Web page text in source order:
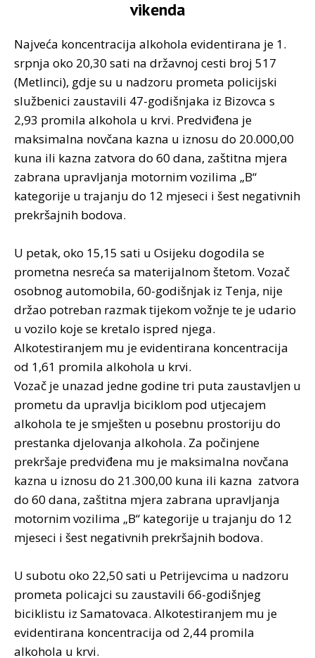
vikenda
Najveća koncentracija alkohola evidentirana je 1.
srpnja oko 20,30 sati na državnoj cesti broj 517
(Metlinci), gdje su u nadzoru prometa policijski
službenici zaustavili 47-godišnjaka iz Bizovca s
2,93 promila alkohola u krvi. Predviđena je
maksimalna novčana kazna u iznosu do 20.000,00
kuna ili kazna zatvora do 60 dana, zaštitna mjera
zabrana upravljanja motornim vozilima „B“
kategorije u trajanju do 12 mjeseci i šest negativnih
prekršajnih bodova.
U petak, oko 15,15 sati u Osijeku dogodila se
prometna nesreća sa materijalnom štetom. Vozač
osobnog automobila, 60-godišnjak iz Tenja, nije
držao potreban razmak tijekom vožnje te je udario
u vozilo koje se kretalo ispred njega.
Alkotestiranjem mu je evidentirana koncentracija
od 1,61 promila alkohola u krvi.
Vozač je unazad jedne godine tri puta zaustavljen u
prometu da upravlja biciklom pod utjecajem
alkohola te je smješten u posebnu prostoriju do
prestanka djelovanja alkohola. Za počinjene
prekršaje predviđena mu je maksimalna novčana
kazna u iznosu do 21.300,00 kuna ili kazna zatvora
do 60 dana, zaštitna mjera zabrana upravljanja
motornim vozilima „B“ kategorije u trajanju do 12
mjeseci i šest negativnih prekršajnih bodova.
U subotu oko 22,50 sati u Petrijevcima u nadzoru
prometa policajci su zaustavili 66-godišnjeg
biciklistu iz Samatovaca. Alkotestiranjem mu je
evidentirana koncentracija od 2,44 promila
alkohola u krvi.